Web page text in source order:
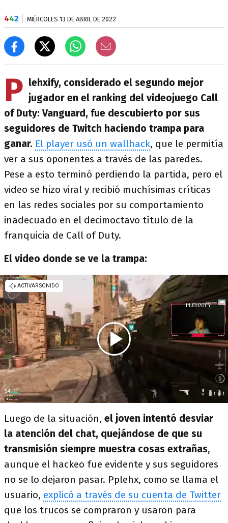
442 MIÉRCOLES 13 DE ABRIL DE 2022
P lehxify, considerado el segundo mejor
jugador en el ranking del videojuego Call
of Duty: Vanguard, fue descubierto por sus
seguidores de Twitch haciendo trampa para
ganar. El player usó un wallhack, que le permitía
ver a sus oponentes a través de las paredes.
Pese a esto terminó perdiendo la partida, pero el
video se hizo viral y recibió muchísimas críticas
en las redes sociales por su comportamiento
inadecuado en el decimoctavo título de la
franquicia de Call of Duty.
El video donde se ve la trampa:
Luego de la situación, el joven intentó desviar
la atención del chat, quejándose de que su
transmisión siempre muestra cosas extrañas,
aunque el hackeo fue evidente y sus seguidores
no se lo dejaron pasar. Pplehx, como se llama el
usuario, explicó a través de su cuenta de Twitter
que los trucos se compraron y usaron para